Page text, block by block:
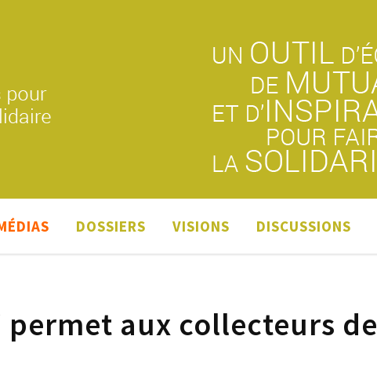
DOSSIERS VISIONS DISCUSSIONS
aux collecteurs de